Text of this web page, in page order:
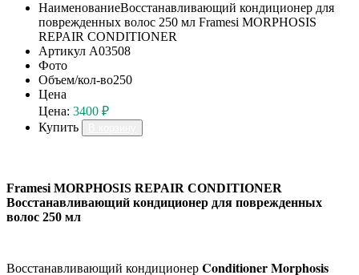
НаименованиеВосстанавливающий кондиционер для
поврежденных волос 250 мл Framesi MORPHOSIS
REPAIR CONDITIONER
Артикул A03508
Фото
Объем/кол-во250
Цена
Цена: 3400 ₽
Купить
Framesi MORPHOSIS REPAIR CONDITIONER
Восстанавливающий кондиционер для поврежденных
волос 250 мл
Восстанавливающий кондиционерConditioner Morphosis